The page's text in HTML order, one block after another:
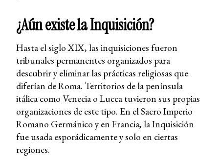
¿Aún existe la Inquisición?
Hasta el siglo XIX, las inquisiciones fueron
tribunales permanentes organizados para
descubrir y eliminar las prácticas religiosas que
diferían de Roma. Territorios de la península
itálica como Venecia o Lucca tuvieron sus propias
organizaciones de este tipo. En el Sacro Imperio
Romano Germánico y en Francia, la Inquisición
fue usada esporádicamente y solo en ciertas
regiones.